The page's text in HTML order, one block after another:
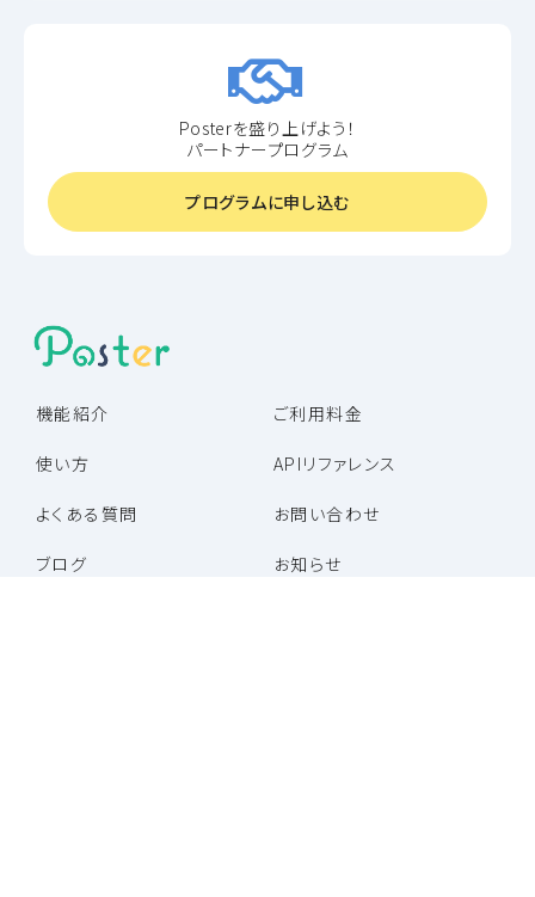
機能紹介
使い方
よくある質問
ブログ
ご利用料金
APIリファレンス
お問い合わせ
お知らせ
Posterを盛り上げよう！
パートナープログラム
プログラムに申し込む